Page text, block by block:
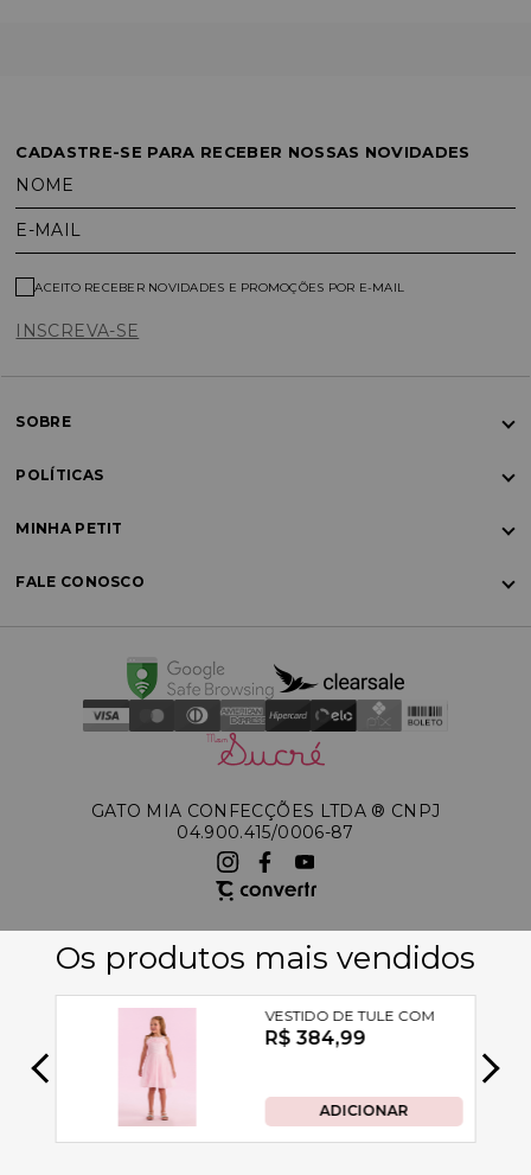
CADASTRE-SE PARA RECEBER NOSSAS NOVIDADES
NOME
E-MAIL
INSCREVA-SE
ACEITO RECEBER NOVIDADES E PROMOÇÕES POR E-MAIL
SOBRE
POLÍTICAS
MINHA PETIT
FALE CONOSCO
GATO MIA CONFECÇÕES LTDA ®️ CNPJ
04.900.415/0006-87